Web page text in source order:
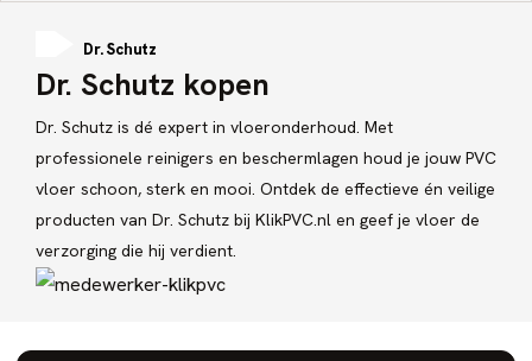
HomeDr. Schutz
Dr. Schutz kopen
Dr. Schutz is dé expert in vloeronderhoud. Met
professionele reinigers en beschermlagen houd je jouw PVC
vloer schoon, sterk en mooi. Ontdek de effectieve én veilige
producten van Dr. Schutz bij KlikPVC.nl en geef je vloer de
verzorging die hij verdient.